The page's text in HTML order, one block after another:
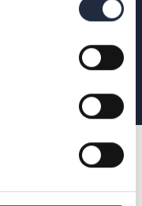
Aanmelden